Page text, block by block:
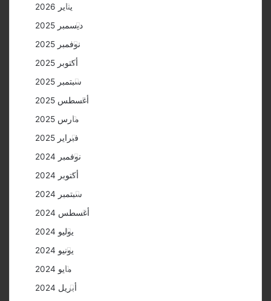
يناير 2026
ديسمبر 2025
نوفمبر 2025
أكتوبر 2025
سبتمبر 2025
أغسطس 2025
مارس 2025
فبراير 2025
نوفمبر 2024
أكتوبر 2024
سبتمبر 2024
أغسطس 2024
يوليو 2024
يونيو 2024
مايو 2024
أبريل 2024